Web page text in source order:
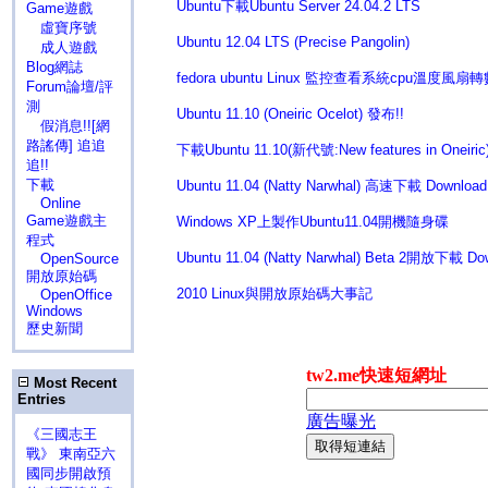
Game遊戲
虛寶序號
成人遊戲
Blog網誌
Forum論壇/評
測
假消息!![網
路謠傳] 追追
追!!
下載
Online
Game遊戲主
程式
OpenSource
開放原始碼
OpenOffice
Windows
歷史新聞
Most Recent
Entries
《三國志王
戰》 東南亞六
國同步開啟預
Ubuntu下載Ubuntu Server 24.04.2 LTS
Ubuntu 12.04 LTS (Precise Pangolin)
fedora ubuntu Linux 監控查看系統cpu溫度風扇
Ubuntu 11.10 (Oneiric Ocelot) 發布!!
下載Ubuntu 11.10(新代號:New features in
Ubuntu 11.04 (Natty Narwhal) 高速下載 Download
Windows XP上製作Ubuntu11.04開機隨身碟
Ubuntu 11.04 (Natty Narwhal) Beta 2開放下載
2010 Linux與開放原始碼大事記